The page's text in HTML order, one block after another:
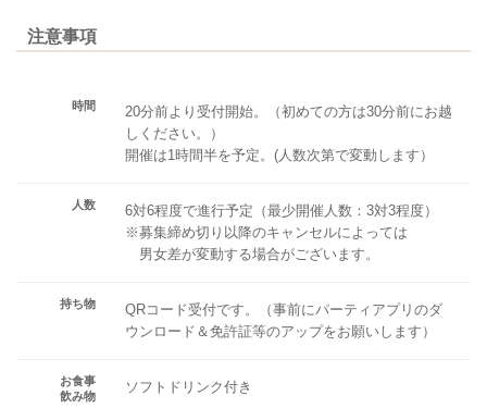
注意事項
時間
20分前より受付開始。（初めての方は30分前にお越
しください。）
開催は1時間半を予定。(人数次第で変動します）
人数
6対6程度で進行予定（最少開催人数：3対3程度）
※募集締め切り以降のキャンセルによっては
男女差が変動する場合がございます。
持ち物
QRコード受付です。（事前にパーティアプリのダ
ウンロード＆免許証等のアップをお願いします）
お食事
飲み物
ソフトドリンク付き